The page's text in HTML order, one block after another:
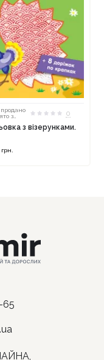
з
0
з візерунками.
грн.
65